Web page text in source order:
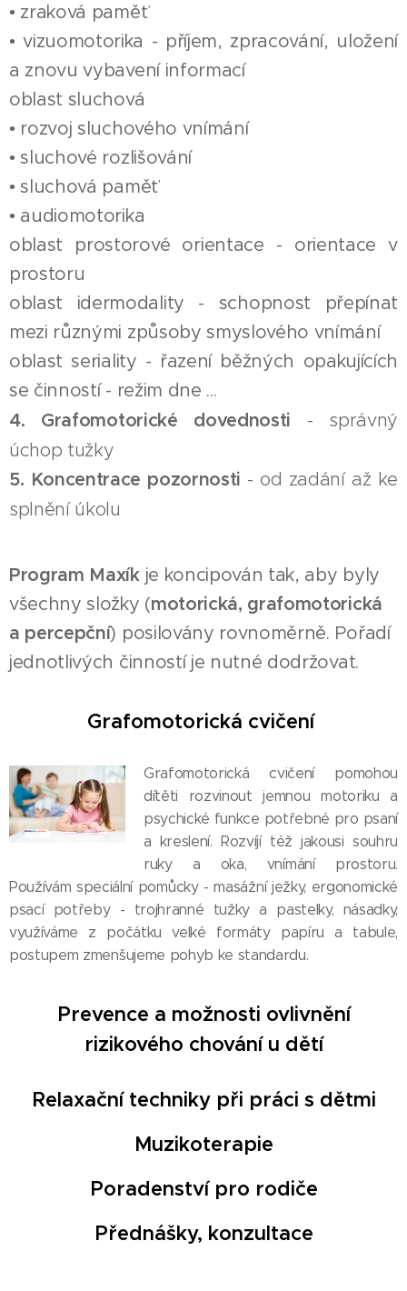
• zraková paměť
• vizuomotorika - příjem, zpracování, uložení
a znovu vybavení informací
oblast sluchová
• rozvoj sluchového vnímání
• sluchové rozlišování
• sluchová paměť
• audiomotorika
oblast prostorové orientace - orientace v
prostoru
oblast idermodality - schopnost přepínat
mezi různými způsoby smyslového vnímání
oblast seriality - řazení běžných opakujících
se činností - režim dne ...
4. Grafomotorické dovednosti - správný
úchop tužky
5. Koncentrace pozornosti - od zadání až ke
splnění úkolu
Program Maxíkje koncipován tak, aby byly
všechny složky (motorická, grafomotorická
a percepční) posilovány rovnoměrně. Pořadí
jednotlivých činností je nutné dodržovat.
Grafomotorická cvičení
Grafomotorická cvičení pomohou
dítěti rozvinout jemnou motoriku a
psychické funkce potřebné pro psaní
a kreslení. Rozvíjí též jakousi souhru
ruky a oka, vnímání prostoru.
Používám speciální pomůcky - masážní ježky, ergonomické
psací potřeby - trojhranné tužky a pastelky, násadky,
využíváme z počátku velké formáty papíru a tabule,
postupem zmenšujeme pohyb ke standardu.
Prevence a možnosti ovlivnění
rizikového chování u dětí
Relaxační techniky při práci s dětmi
Muzikoterapie
Poradenství pro rodiče
Přednášky, konzultace